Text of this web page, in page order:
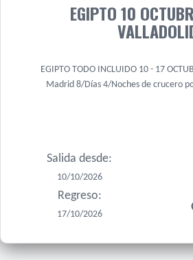
EGIPTO 10
EGIPTO TODO INCLUIDO 10 - 17
Madrid 8/Días 4/Noches de crucero
Salida desde:
10/10/2026
Regreso:
17/10/2026